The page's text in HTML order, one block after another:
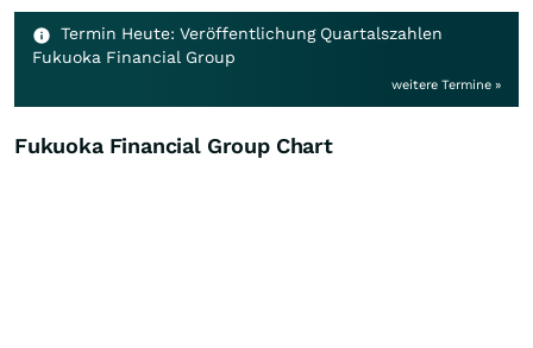
Termin Heute: Veröffentlichung Quartalszahlen
Fukuoka Financial Group
weitere Termine »
Fukuoka Financial Group Chart